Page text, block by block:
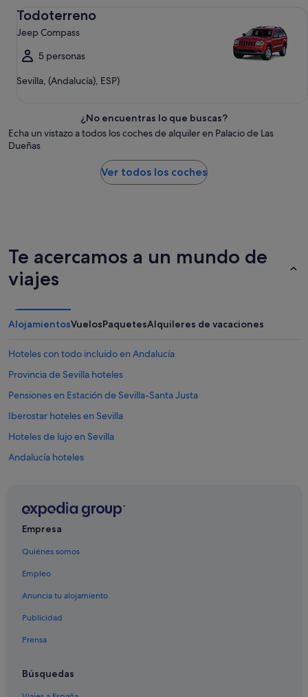
Todoterreno
Jeep Compass
5 personas
Sevilla, (Andalucía), ESP)
¿No encuentras lo que buscas?
Echa un vistazo a todos los coches de alquiler en Palacio de Las
Dueñas
Ver todos los coches
Te acercamos a un mundo de
viajes
AlojamientosVuelosPaquetesAlquileres de vacaciones
Hoteles con todo incluido en Andalucía
Provincia de Sevilla hoteles
Pensiones en Estación de Sevilla-Santa Justa
Iberostar hoteles en Sevilla
Hoteles de lujo en Sevilla
Andalucía hoteles
Apartoteles en Provincia de Sevilla
Hoteles con spa en Sevilla
Complejos de pisos en Andalucía
Hoteles cerca de Plaza del Salvador
Hoteles cápsula en Andalucía
Empresa
Quiénes somos
Empleo
Anuncia tu alojamiento
Publicidad
Prensa
Búsquedas